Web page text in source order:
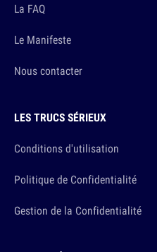
La FAQ
Le Manifeste
Nous contacter
LES TRUCS SÉRIEUX
Conditions d'utilisation
Politique de Confidentialité
Gestion de la Confidentialité